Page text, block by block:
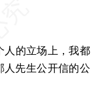
的立场上，我都
先生公开信的公